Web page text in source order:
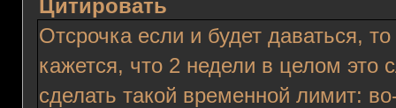
Цитировать
Отсрочка если и будет даваться,
кажется, что 2 недели в целом
сделать такой временной лимит: